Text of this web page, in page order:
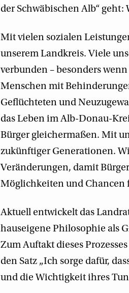
der Schwäbischen Alb“
Mit vielen sozialen
unserem Landkreis. Viele
verbunden – besonders
Menschen mit
Geflüchteten und
das Leben im Alb-Donau-
Bürger gleichermaßen. Mit
zukünftiger Generationen.
Veränderungen, damit
Möglichkeiten und Chancen
Aktuell entwickelt das
hauseigene Philosophie als
Zum Auftakt dieses
den Satz „Ich sorge dafür,
und die Wichtigkeit ihres